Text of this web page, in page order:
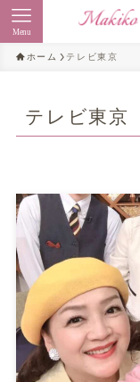
Menu
ホーム テレビ東京
テレビ東京